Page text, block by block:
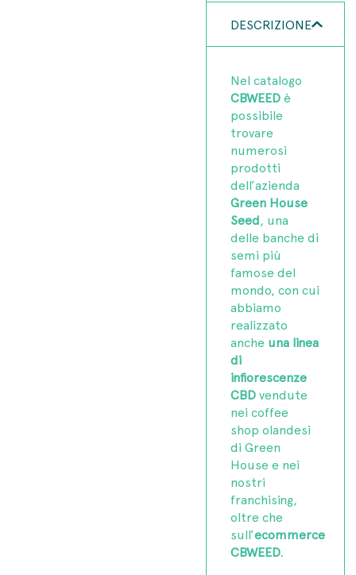
DESCRIZIONE
Nel catalogo
CBWEEDè
possibile
trovare
numerosi
prodotti
dell’azienda
Green House
Seed, una
delle banche di
semi più
famose del
mondo, con cui
abbiamo
realizzato
anche una linea
di
infiorescenze
CBDvendute
nei coffee
shop olandesi
di Green
House e nei
nostri
franchising,
oltre che
sull’ecommerce
CBWEED.